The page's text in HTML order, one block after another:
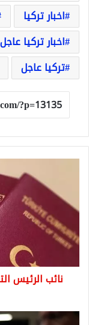
اخبار تركيا
اخبار تركيا عاجل
تركيا عاجل
يتحدث
عن
إمكانية
تجنيس
جميع
السوريين
نائب الرئيس
وزير